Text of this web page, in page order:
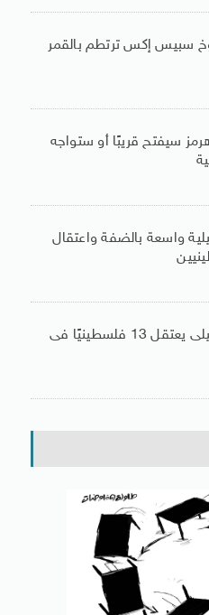
سبيس إكس ترتطم بالقمر
سيفتح قريبًا أو ستواجه
واسعة بالضفة واعتقال
الاحتلال الإسرائيلى يعتقل 13 فلسطينيًا فى